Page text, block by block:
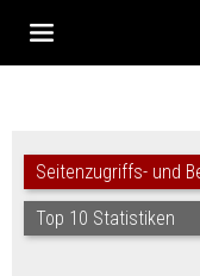
Seitenzugriffs- und
Top 10 Statistiken